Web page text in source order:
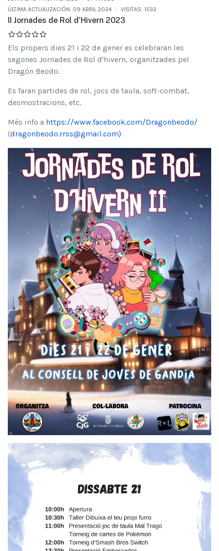
ÚLTIMA ACTUALIZACIÓN: 09 ABRIL 2024
VISITAS: 1532
II Jornades de Rol d'Hivern 2023
Els propers dies 21 i 22 de gener es celebraran les
segones Jornades de Rol d'hivern, organitzades pel
Dragón Beodo.
Es faran partides de rol, jocs de taula, soft-combat,
desmostracions, etc.
Més info a https://www.facebook.com/Dragonbeodo/
(dragonbeodo.rrss@gmail.com)